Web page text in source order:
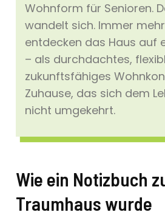
Wohnform für Senioren.
wandelt sich. Immer
entdecken das Haus auf
– als durchdachtes,
zukunftsfähiges
Zuhause, das sich dem
nicht umgekehrt.
Wie ein Notizbuch
Traumhaus wurde